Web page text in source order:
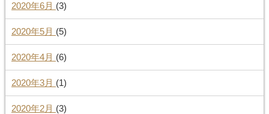
2020年6月 (3)
2020年5月 (5)
2020年4月 (6)
2020年3月 (1)
2020年2月 (3)